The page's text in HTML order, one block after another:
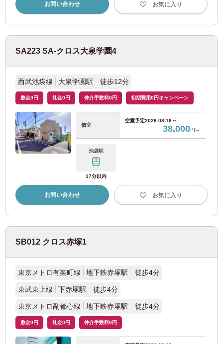
お問い合わせ お気に入り
SA223 SA-クロス大泉学園4
西武池袋線 大泉学園駅 徒歩12分
敷金0円 礼金0円 仲介手数料0円 初期費用0円キャンペーン
個室
空室予定2026-08-16～
38,000円～
池袋駅
17分以内
お問い合わせ お気に入り
SB012 クロス赤塚1
東京メトロ有楽町線 地下鉄赤塚駅 徒歩4分
東武東上線 下赤塚駅 徒歩4分
東京メトロ副都心線 地下鉄赤塚駅 徒歩4分
敷金0円 礼金0円 仲介手数料0円
西武鉄道
西武池袋線 (91)
西武有楽町線 (23)
西武豊島線 (15)
西武国分寺線 (4)
京王電鉄
京王井の頭線 (46)
京王相模原線 (3)
京王高尾線 (1)